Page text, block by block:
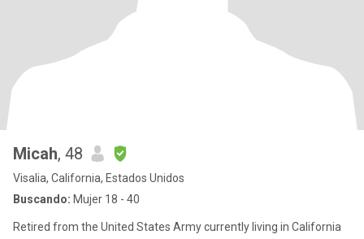
Micah, 48
Visalia, California, Estados Unidos
Buscando: Mujer 18 - 40
Retired from the United States Army currently living in California